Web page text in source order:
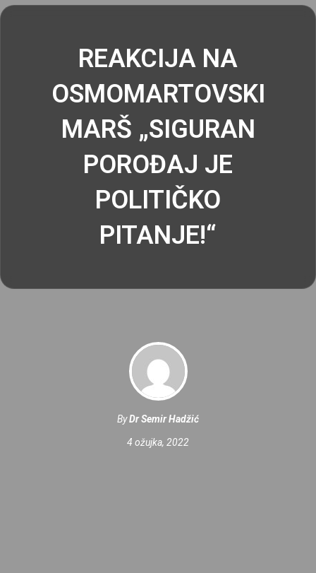
REAKCIJA NA
OSMOMARTOVSKI
MARŠ „SIGURAN
POROĐAJ JE
POLITIČKO
PITANJE!“
ByDr Semir Hadžić
4 ožujka, 2022